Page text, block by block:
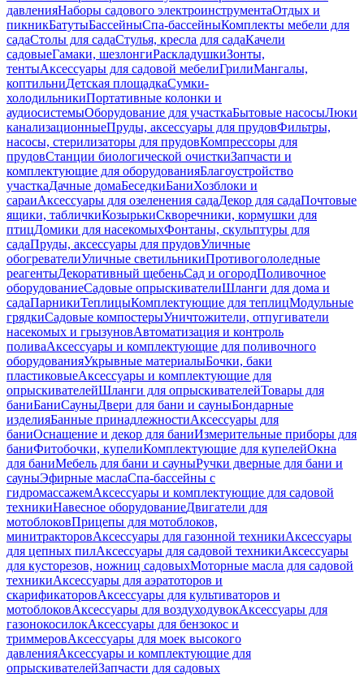
давленияНаборы садового электроинструментаОтдых и
пикникБатутыБассейныСпа-бассейныКомплекты мебели для
садаСтолы для садаСтулья, кресла для садаКачели
садовыеГамаки, шезлонгиРаскладушкиЗонты,
тентыАксессуары для садовой мебелиГрилиМангалы,
коптильниДетская площадкаСумки-
холодильникиПортативные колонки и
аудиосистемыОборудование для участкаБытовые насосыЛюки
канализационныеПруды, аксессуары для прудовФильтры,
насосы, стерилизаторы для прудовКомпрессоры для
прудовСтанции биологической очисткиЗапчасти и
комплектующие для оборудованияБлагоустройство
участкаДачные домаБеседкиБаниХозблоки и
сараиАксессуары для озеленения садаДекор для садаПочтовые
ящики, табличкиКозырькиСкворечники, кормушки для
птицДомики для насекомыхФонтаны, скульптуры для
садаПруды, аксессуары для прудовУличные
обогревателиУличные светильникиПротивогололедные
реагентыДекоративный щебеньСад и огородПоливочное
оборудованиеСадовые опрыскивателиШланги для дома и
садаПарникиТеплицыКомплектующие для теплицМодульные
грядкиСадовые компостерыУничтожители, отпугиватели
насекомых и грызуновАвтоматизация и контроль
поливаАксессуары и комплектующие для поливочного
оборудованияУкрывные материалыБочки, баки
пластиковыеАксессуары и комплектующие для
опрыскивателейШланги для опрыскивателейТовары для
баниБаниСауныДвери для бани и сауныБондарные
изделияБанные принадлежностиАксессуары для
баниОснащение и декор для баниИзмерительные приборы для
баниФитобочки, купелиКомплектующие для купелейОкна
для баниМебель для бани и сауныРучки дверные для бани и
сауныЭфирные маслаСпа-бассейны с
гидромассажемАксессуары и комплектующие для садовой
техникиНавесное оборудованиеДвигатели для
мотоблоковПрицепы для мотоблоков,
минитракторовАксессуары для газонной техникиАксессуары
для цепных пилАксессуары для садовой техникиАксессуары
для кусторезов, ножниц садовыхМоторные масла для садовой
техникиАксессуары для аэратоторов и
скарификаторовАксессуары для культиваторов и
мотоблоковАксессуары для воздуходувокАксессуары для
газонокосилокАксессуары для бензокос и
триммеровАксессуары для моек высокого
давленияАксессуары и комплектующие для
опрыскивателейЗапчасти для садовых